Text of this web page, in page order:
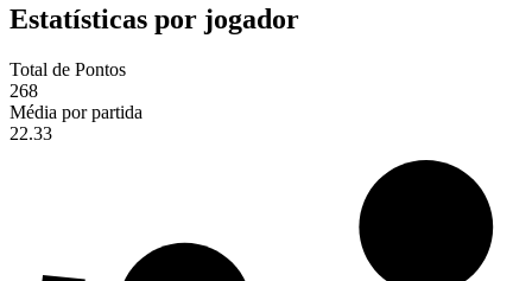
Estatísticas por jogador
Total de Pontos
268
Média por partida
22.33